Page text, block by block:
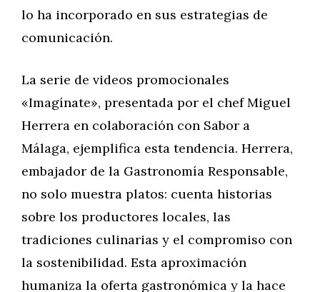
lo ha incorporado en sus estrategias de
comunicación.
La serie de videos promocionales
«Imagínate», presentada por el chef Miguel
Herrera en colaboración con Sabor a
Málaga, ejemplifica esta tendencia. Herrera,
embajador de la Gastronomía Responsable,
no solo muestra platos: cuenta historias
sobre los productores locales, las
tradiciones culinarias y el compromiso con
la sostenibilidad. Esta aproximación
humaniza la oferta gastronómica y la hace